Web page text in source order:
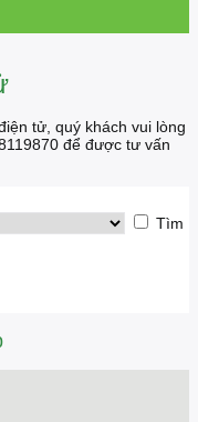
tử, quý khách vui lòng
để được tư vấn
Tìm